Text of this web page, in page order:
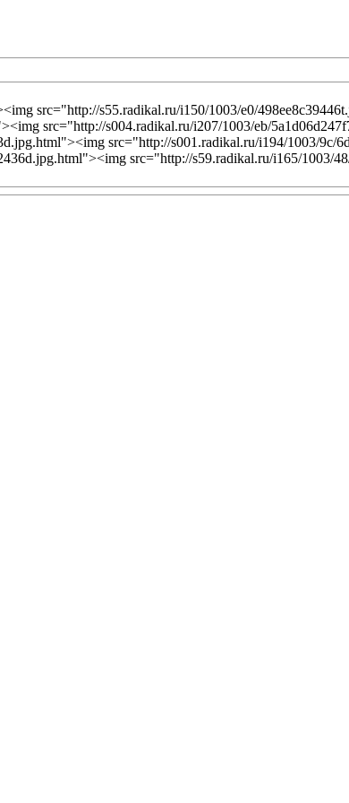
src="http://s55.radikal.ru/i150/1003/e0/
src="http://s004.radikal.ru/i207/1003/eb/
src="http://s001.radikal.ru/i194/1003/9c/
src="http://s59.radikal.ru/i165/1003/